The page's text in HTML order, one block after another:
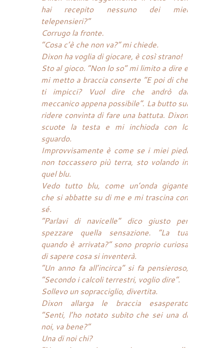
hai recepito nessuno dei miei
telepensieri?”
Corrugo la fronte.
“Cosa c’è che non va?” mi chiede.
Dixon ha voglia di giocare, è così strano!
Sto al gioco. “Non lo so” mi limito a dire e
mi metto a braccia conserte “E poi di che
ti impicci? Vuol dire che andrò dal
meccanico appena possibile”. La butto sul
ridere convinta di fare una battuta. Dixon
scuote la testa e mi inchioda con lo
sguardo.
Improvvisamente è come se i miei piedi
non toccassero più terra, sto volando in
quel blu.
Vedo tutto blu, come un’onda gigante
che si abbatte su di me e mi trascina con
sé.
“Parlavi di navicelle” dico giusto per
spezzare quella sensazione. “La tua
quando è arrivata?” sono proprio curiosa
di sapere cosa si inventerà.
“Un anno fa all’incirca” si fa pensieroso,
“Secondo i calcoli terrestri, voglio dire”.
Sollevo un sopracciglio, divertita.
Dixon allarga le braccia esasperato
“Senti, l’ho notato subito che sei una di
noi, va bene?”
Una di noi chi?